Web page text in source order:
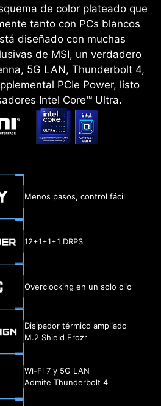
de color plateado que
tanto con PCs blancos
diseñado con muchas
de MSI, un verdadero
5G LAN, Thunderbolt 4,
PCIe Power, listo
Intel Core™ Ultra.
Menos pasos, control fácil
12+1+1+1 DRPS
Overclocking en un solo clic
Disipador térmico ampliado
M.2 Shield Frozr
Wi-Fi 7 y 5G LAN
Admite Thunderbolt 4